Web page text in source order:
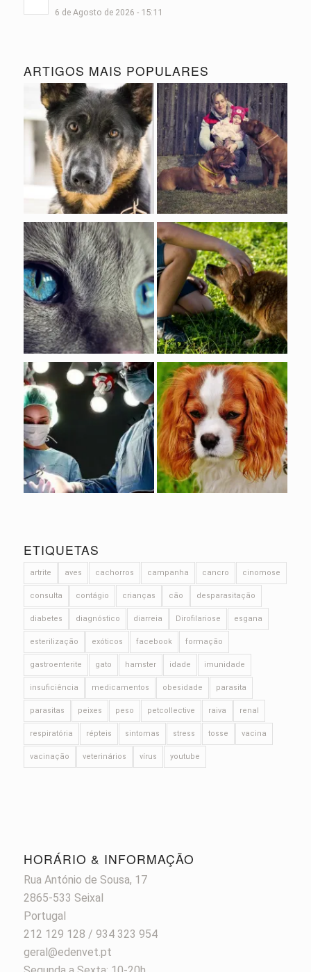
6 de Agosto de 2026 - 15:11
ARTIGOS MAIS POPULARES
ETIQUETAS
artrite aves cachorros campanha cancro cinomose
consulta contágio crianças cão desparasitação
diabetes diagnóstico diarreia Dirofilariose esgana
esterilização exóticos facebook formação
gastroenterite gato hamster idade imunidade
insuficiência medicamentos obesidade parasita
parasitas peixes peso petcollective raiva renal
respiratória répteis sintomas stress tosse vacina
vacinação veterinários vírus youtube
HORÁRIO & INFORMAÇÃO
Rua António de Sousa, 17
2865-533 Seixal
Portugal
212 129 128 / 934 323 954
geral@edenvet.pt